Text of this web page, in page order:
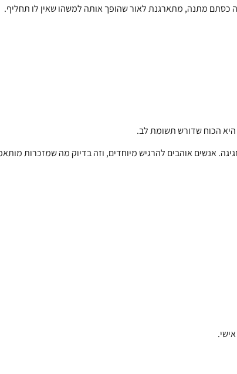
כסתם מתנה, מתארגנת לאור שהופך אותה למשהו שאין לו תחליף.
היא הכוח שדורש תשומת לב.
אנשים אוהבים להרגיש מיוחדים, וזה בדיוק מה שמזכרות